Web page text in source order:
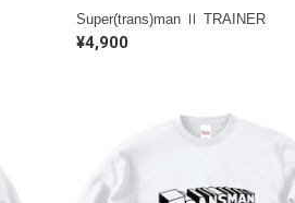
Super(trans)man Ⅱ TRAINER
¥4,900